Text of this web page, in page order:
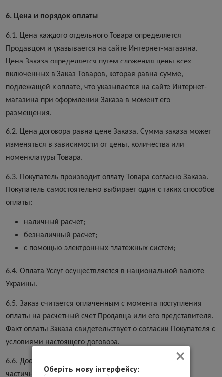
6. Цена и порядок оплаты
6.1. Цена каждого отдельного Товара определяется
Продавцом и указывается на сайте Интернет-магазина.
Цена Заказа определяется путем сложения цены всех
включенных в Заказ Товаров, которая равна сумме,
подлежащей к оплате, что указывается на сайте Интернет-
магазина при оформлении Заказа в момент его
размещения.
6.2. Цена договора равна цене Заказа. Сумма заказа может
изменяться в зависимости от цены, количества или
номенклатуры Товара.
6.3. Покупатель производит оплату Товара согласно Заказа.
Покупатель самостоятельно выбирает один с таких способов
оплаты:
наличный расчет;
безналичный расчет;
с помощью электронных платежных систем;
6.4. Оплата Услуг осуществляется в национальной валюте
Украины.
6.5. Заказ считается оплаченным с момента поступления
оплаты на расчетный счет Продавца или его представителя.
Факт оплаты Заказа свидетельствует о согласии Покупателя с
условиями настоящего договора.
6.6. Доставка Заказа Продавцом выполняется после
частичной (предоплаты) или полной оплаты Товара.
×
Оберіть мову інтерфейсу: